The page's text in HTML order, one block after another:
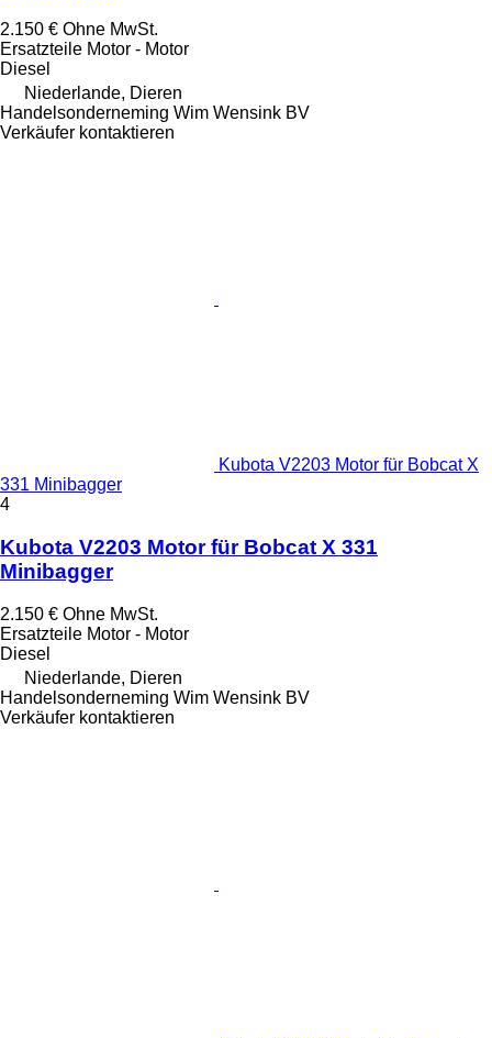
2.150 € Ohne MwSt.
Ersatzteile Motor - Motor
Diesel
Niederlande, Dieren
Handelsonderneming Wim Wensink BV
Verkäufer kontaktieren
Kubota V2203 Motor für Bobcat X
331 Minibagger
4
Kubota V2203 Motor für Bobcat X 331
Minibagger
2.150 € Ohne MwSt.
Ersatzteile Motor - Motor
Diesel
Niederlande, Dieren
Handelsonderneming Wim Wensink BV
Verkäufer kontaktieren